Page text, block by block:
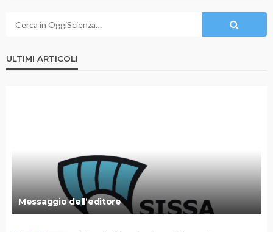
ULTIMI ARTICOLI
Messaggio dell’editore